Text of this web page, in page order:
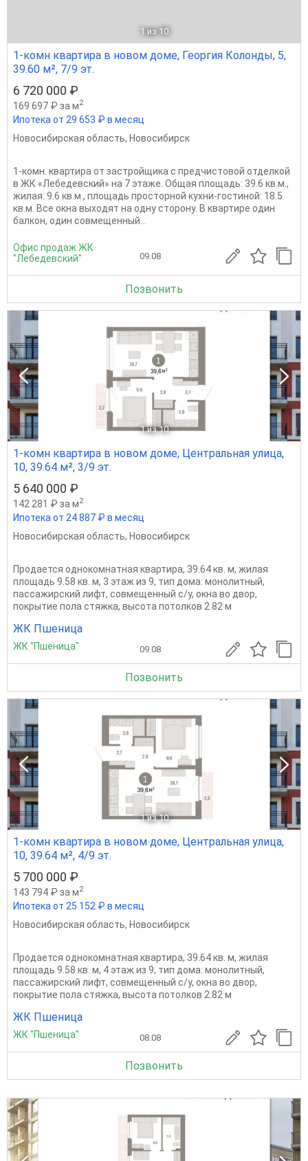
1 из 10
1-комн квартира в новом доме, Георгия Колонды, 5,
39.60 м², 7/9 эт.
6 720 000 ₽
169 697 ₽ за м2
Ипотека от 29 653 ₽ в месяц
Новосибирская область, Новосибирск
1-комн. квартира от застройщика с предчистовой отделкой
в ЖК «Лебедевский» на 7 этаже. Общая площадь: 39.6 кв.м.,
жилая: 9.6 кв.м., площадь просторной кухни-гостиной: 18.5
кв.м. Все окна выходят на одну сторону. В квартире один
балкон, один совмещенный...
Офис продаж ЖК
"Лебедевский"
09.08
Позвонить
1 из 10
1-комн квартира в новом доме, Центральная улица,
10, 39.64 м², 3/9 эт.
5 640 000 ₽
142 281 ₽ за м2
Ипотека от 24 887 ₽ в месяц
Новосибирская область, Новосибирск
Продается однокомнатная квартира, 39.64 кв. м, жилая
площадь 9.58 кв. м, 3 этаж из 9, тип дома: монолитный,
пассажирский лифт, совмещенный с/у, окна во двор,
покрытие пола стяжка, высота потолков 2.82 м
ЖК Пшеница
ЖК "Пшеница" 09.08
Позвонить
1 из 10
1-комн квартира в новом доме, Центральная улица,
10, 39.64 м², 4/9 эт.
5 700 000 ₽
143 794 ₽ за м2
Ипотека от 25 152 ₽ в месяц
Новосибирская область, Новосибирск
Продается однокомнатная квартира, 39.64 кв. м, жилая
площадь 9.58 кв. м, 4 этаж из 9, тип дома: монолитный,
пассажирский лифт, совмещенный с/у, окна во двор,
покрытие пола стяжка, высота потолков 2.82 м
ЖК Пшеница
ЖК "Пшеница" 08.08
Позвонить